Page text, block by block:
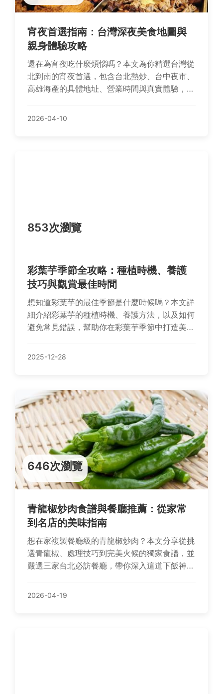
宵夜首選指南：台灣深夜美食地圖與
親身體驗攻略
還在為宵夜吃什麼煩惱嗎？本文為你精選台灣從
北到南的宵夜首選，包含台北熱炒、台中夜市、
高雄海產的具體地址、營業時間與真實體驗，解
2026-04-10
853次瀏覽
彩葉芋季節全攻略：種植時機、養護
技巧與觀賞最佳時間
想知道彩葉芋的最佳季節是什麼時候嗎？本文詳
細介紹彩葉芋的種植時機、養護方法，以及如何
避免常見錯誤，幫助你在彩葉芋季節中打造美麗
搞定！
2025-12-28
646次瀏覽
青龍椒炒肉食譜與餐廳推薦：從家常
到名店的美味指南
想在家複製餐廳級的青龍椒炒肉？本文分享從挑
選青龍椒、處理技巧到完美火候的獨家食譜，並
嚴選三家台北必訪餐廳，帶你深入這道下飯神菜
2026-04-19